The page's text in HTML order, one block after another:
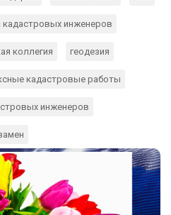
инженеров
коллегия геодезия
кадастровые работы
инженеров